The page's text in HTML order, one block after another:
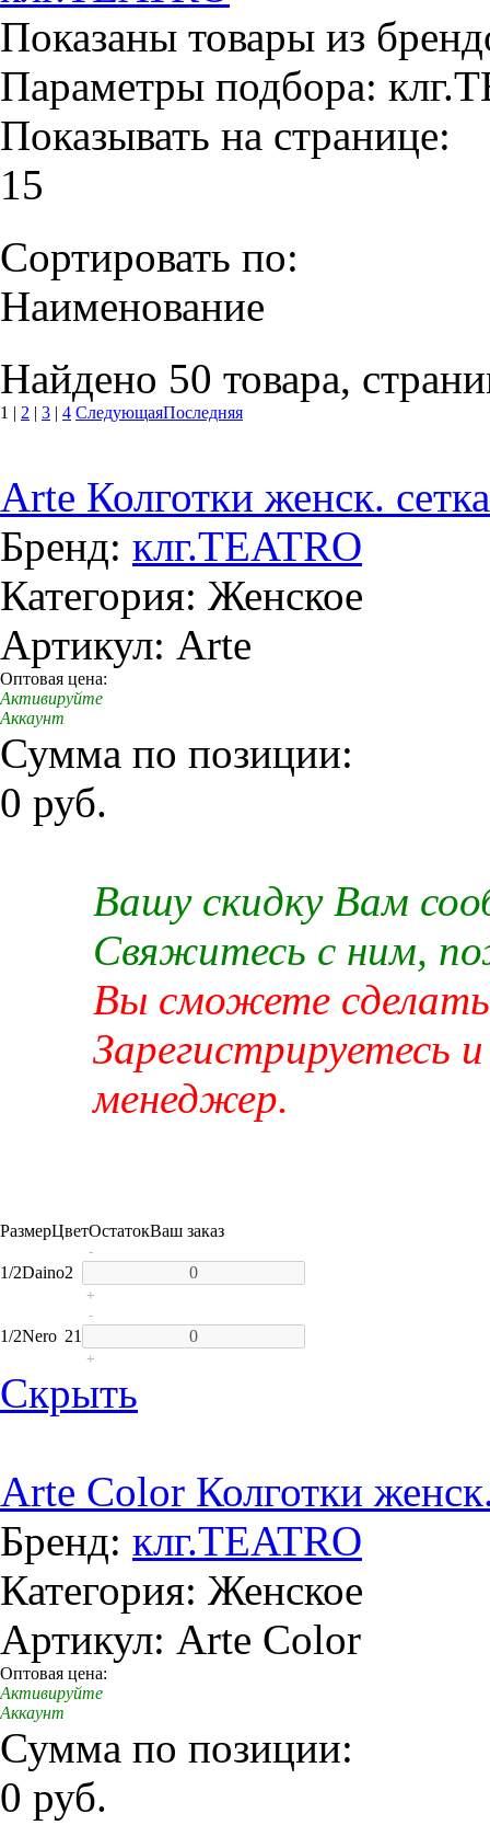
Показаны товары из
Параметры подбора:
Показывать на странице:
15
Сортировать по:
Наименование
Найдено 50 товара,
1 | 2 | 3 | 4 СледующаяПоследняя
Arte Колготки женск. сетка
Бренд: клг.TEATRO
Категория: Женское
Артикул: Arte
Оптовая цена:
Активируйте
Аккаунт
Сумма по позиции:
0 руб.
Вашу скидку Вам
Свяжитесь с ним,
Вы сможете сделать
Зарегистрируетесь
менеджер.
РазмерЦветОстатокВаш заказ
1/2Daino2
-
+
1/2Nero 21
-
+
Скрыть
Arte Color Колготки
Бренд: клг.TEATRO
Категория: Женское
Артикул: Arte Color
Оптовая цена:
Активируйте
Аккаунт
Сумма по позиции:
0 руб.